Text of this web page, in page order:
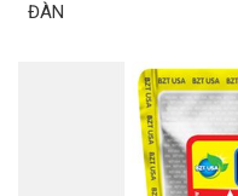
ĐÀN